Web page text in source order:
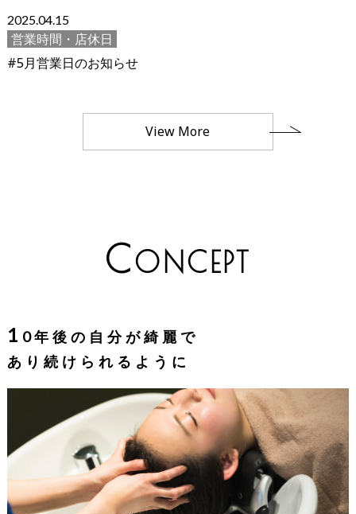
2025.04.15
営業時間・店休日
#5月営業日のお知らせ
View More
CONCEPT
1 0年後の自分が綺麗で
あり続けられるように